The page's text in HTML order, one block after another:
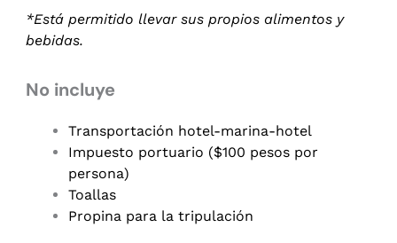
*Está permitido llevar sus propios alimentos y
bebidas.
No incluye
Transportación hotel-marina-hotel
Impuesto portuario ($100 pesos por
persona)
Toallas
Propina para la tripulación